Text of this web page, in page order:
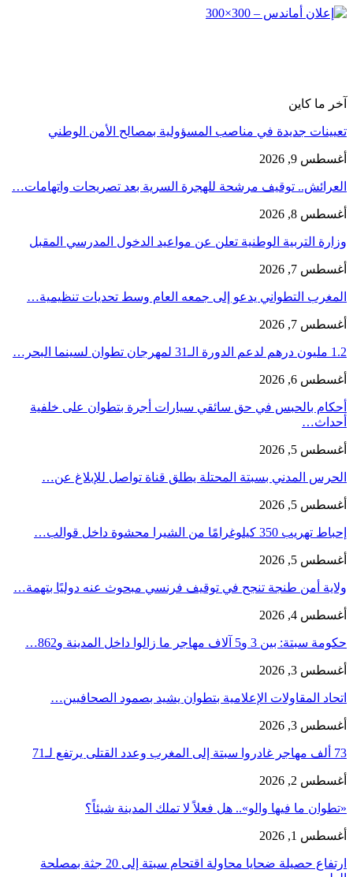
آخر ما كاين
تعيينات جديدة في مناصب المسؤولية بمصالح الأمن الوطني
أغسطس 9, 2026
العرائش.. توقيف مرشحة للهجرة السرية بعد تصريحات واتهامات…
أغسطس 8, 2026
وزارة التربية الوطنية تعلن عن مواعيد الدخول المدرسي المقبل
أغسطس 7, 2026
المغرب التطواني يدعو إلى جمعه العام وسط تحديات تنظيمية…
أغسطس 7, 2026
1.2 مليون درهم لدعم الدورة الـ31 لمهرجان تطوان لسينما البحر…
أغسطس 6, 2026
أحكام بالحبس في حق سائقي سيارات أجرة بتطوان على خلفية
أحداث…
أغسطس 5, 2026
الحرس المدني بسبتة المحتلة يطلق قناة تواصل للإبلاغ عن…
أغسطس 5, 2026
إحباط تهريب 350 كيلوغرامًا من الشيرا محشوة داخل قوالب…
أغسطس 5, 2026
ولاية أمن طنجة تنجح في توقيف فرنسي مبحوث عنه دوليًا بتهمة…
أغسطس 4, 2026
حكومة سبتة: بين 3 و5 آلاف مهاجر ما زالوا داخل المدينة و862…
أغسطس 3, 2026
اتحاد المقاولات الإعلامية بتطوان يشيد بصمود الصحافيين…
أغسطس 3, 2026
73 ألف مهاجر غادروا سبتة إلى المغرب وعدد القتلى يرتفع لـ71
أغسطس 2, 2026
«تطوان ما فيها والو».. هل فعلاً لا تملك المدينة شيئاً؟
أغسطس 1, 2026
ارتفاع حصيلة ضحايا محاولة اقتحام سبتة إلى 20 جثة بمصلحة